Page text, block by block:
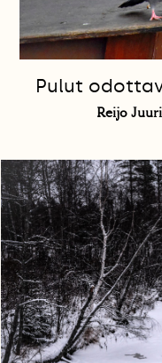
Pulut
Reijo